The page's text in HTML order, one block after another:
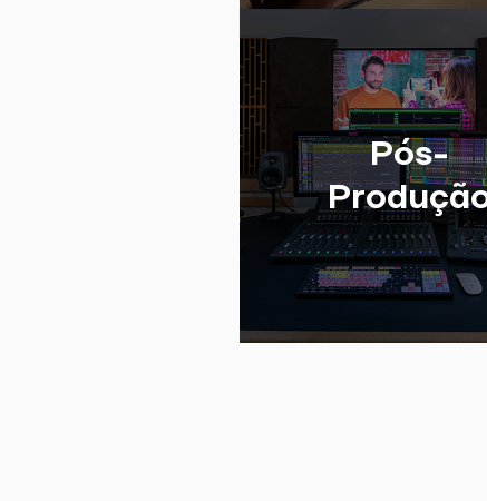
Pós-